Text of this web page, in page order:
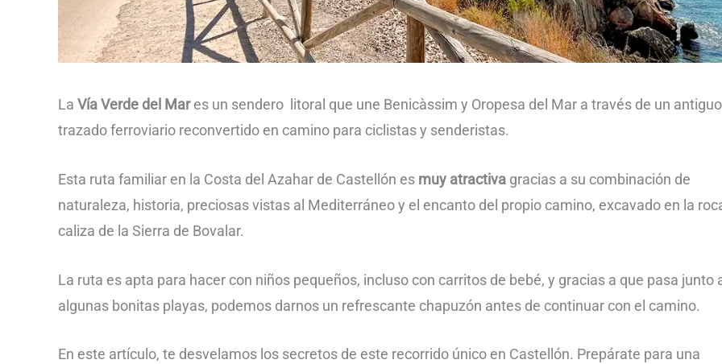
La Vía Verde del Mares un sendero litoral que une Benicàssim y Oropesa del Mar a través de un antiguo
trazado ferroviario reconvertido en camino para ciclistas y senderistas.
Esta ruta familiar en la Costa del Azahar de Castellón es muy atractiva gracias a su combinación de
naturaleza, historia, preciosas vistas al Mediterráneo y el encanto del propio camino, excavado en la
caliza de la Sierra de Bovalar.
La ruta es apta para hacer con niños pequeños, incluso con carritos de bebé, y gracias a que pasa junto
algunas bonitas playas, podemos darnos un refrescante chapuzón antes de continuar con el camino.
En este artículo, te desvelamos los secretos de este recorrido único en Castellón. Prepárate para una